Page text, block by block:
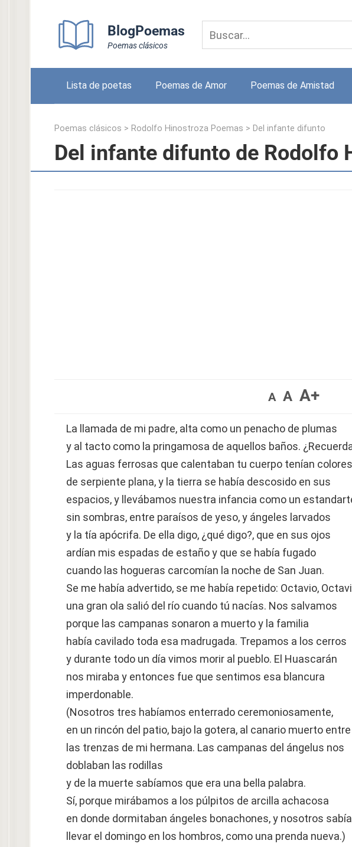
BlogPoemas
Poemas clásicos
Lista de poetas Poemas de Amor Poemas de Amistad
Poemas clásicos > Rodolfo Hinostroza Poemas > Del infante difunto
Del infante difunto de Rodolfo
A A A+
La llamada de mi padre, alta como un penacho de plumas
y al tacto como la pringamosa de aquellos baños.
Las aguas ferrosas que calentaban tu cuerpo tenían
de serpiente plana, y la tierra se había descosido en sus
espacios, y llevábamos nuestra infancia como un
sin sombras, entre paraísos de yeso, y ángeles larvados
y la tía apócrifa. De ella digo, ¿qué digo?, que en sus ojos
ardían mis espadas de estaño y que se había fugado
cuando las hogueras carcomían la noche de San Juan.
Se me había advertido, se me había repetido: Octavio,
una gran ola salió del río cuando tú nacías. Nos salvamos
porque las campanas sonaron a muerto y la familia
había cavilado toda esa madrugada. Trepamos a los cerros
y durante todo un día vimos morir al pueblo. El Huascarán
nos miraba y entonces fue que sentimos esa blancura
imperdonable.
(Nosotros tres habíamos enterrado ceremoniosamente,
en un rincón del patio, bajo la gotera, al canario muerto entre
las trenzas de mi hermana. Las campanas del ángelus nos
doblaban las rodillas
y de la muerte sabíamos que era una bella palabra.
Sí, porque mirábamos a los púlpitos de arcilla achacosa
en donde dormitaban ángeles bonachones, y nosotros
llevar el domingo en los hombros, como una prenda nueva.)